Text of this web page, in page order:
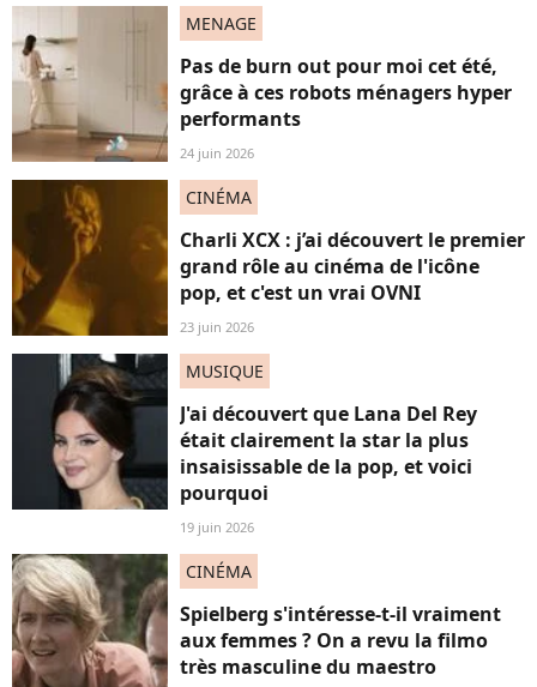
MENAGE
Pas de burn out pour moi cet été,
grâce à ces robots ménagers hyper
performants
24 juin 2026
CINÉMA
Charli XCX : j’ai découvert le premier
grand rôle au cinéma de l'icône
pop, et c'est un vrai OVNI
23 juin 2026
MUSIQUE
J'ai découvert que Lana Del Rey
était clairement la star la plus
insaisissable de la pop, et voici
pourquoi
19 juin 2026
CINÉMA
Spielberg s'intéresse-t-il vraiment
aux femmes ? On a revu la filmo
très masculine du maestro